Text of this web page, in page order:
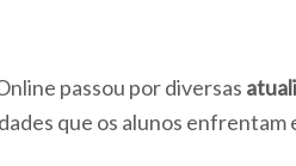
passou por diversas
que os alunos enfrentam